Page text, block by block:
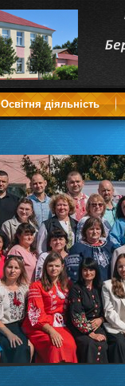
Освітня діяльність